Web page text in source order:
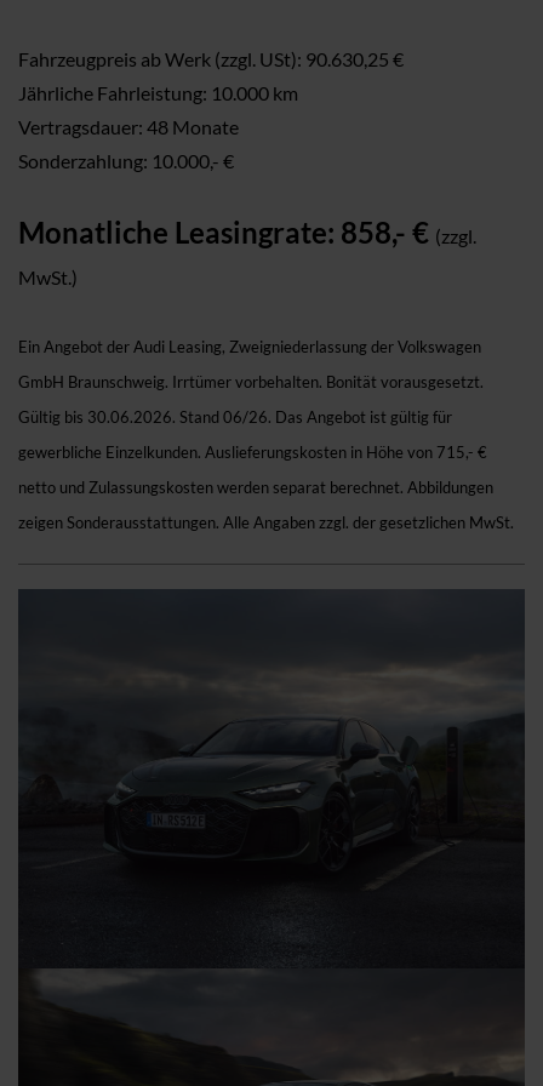
Fahrzeugpreis ab Werk (zzgl. USt): 90.630,25 €
Jährliche Fahrleistung: 10.000 km
Vertragsdauer: 48 Monate
Sonderzahlung: 10.000,- €
Monatliche Leasingrate: 858,- € (zzgl.
MwSt.)
Ein Angebot der Audi Leasing, Zweigniederlassung der Volkswagen
GmbH Braunschweig. Irrtümer vorbehalten. Bonität vorausgesetzt.
Gültig bis 30.06.2026. Stand 06/26. Das Angebot ist gültig für
gewerbliche Einzelkunden. Auslieferungskosten in Höhe von 715,- €
netto und Zulassungskosten werden separat berechnet. Abbildungen
zeigen Sonderausstattungen. Alle Angaben zzgl. der gesetzlichen MwSt.